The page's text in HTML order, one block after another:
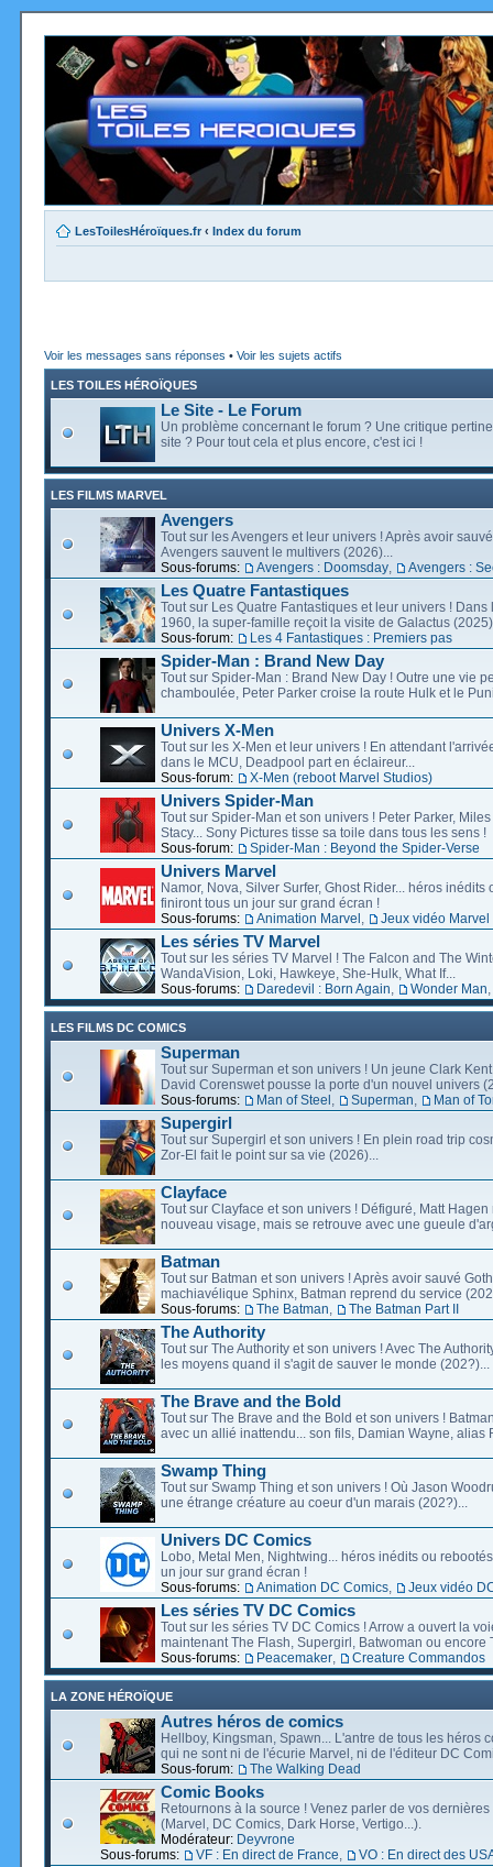
LesToilesHéroïques.fr ‹ Index du forum
Voir les messages sans réponses • Voir les sujets actifs
LES TOILES HÉROÏQUES
Le Site - Le Forum
Un problème concernant le forum ? Une critique
site ? Pour tout cela et plus encore, c'est ici !
LES FILMS MARVEL
Avengers
Tout sur les Avengers et leur univers ! Après avoir
Avengers sauvent le multivers (2026)...
Sous-forums:
Avengers : Doomsday Avengers :
Les Quatre Fantastiques
Tout sur Les Quatre Fantastiques et leur univers ! Dans
1960, la super-famille reçoit la visite de Galactus
Sous-forum:
Les 4 Fantastiques : Premiers pas
Spider-Man : Brand New Day
Tout sur Spider-Man : Brand New Day ! Outre une vie
chamboulée, Peter Parker croise la route Hulk et le
Univers X-Men
Tout sur les X-Men et leur univers ! En attendant
dans le MCU, Deadpool part en éclaireur...
Sous-forum:
X-Men (reboot Marvel Studios)
Univers Spider-Man
Tout sur Spider-Man et son univers ! Peter Parker,
Stacy... Sony Pictures tisse sa toile dans tous les sens !
Sous-forum:
Spider-Man : Beyond the Spider-Verse
Univers Marvel
Namor, Nova, Silver Surfer, Ghost Rider... héros inédits
finiront tous un jour sur grand écran !
Sous-forums:
Animation Marvel Jeux vidéo Marvel
Les séries TV Marvel
Tout sur les séries TV Marvel ! The Falcon and The
WandaVision, Loki, Hawkeye, She-Hulk, What If...
Sous-forums:
Daredevil : Born Again Wonder Man
LES FILMS DC COMICS
Superman
Tout sur Superman et son univers ! Un jeune Clark
David Corenswet pousse la porte d'un nouvel univers
Sous-forums:
Man of Steel Superman Man of
Supergirl
Tout sur Supergirl et son univers ! En plein road trip
Zor-El fait le point sur sa vie (2026)...
Clayface
Tout sur Clayface et son univers ! Défiguré, Matt Hagen
nouveau visage, mais se retrouve avec une gueule
Batman
Tout sur Batman et son univers ! Après avoir sauvé
machiavélique Sphinx, Batman reprend du service
Sous-forums:
The Batman The Batman Part II
The Authority
Tout sur The Authority et son univers ! Avec The
les moyens quand il s'agit de sauver le monde (202?)...
The Brave and the Bold
Tout sur The Brave and the Bold et son univers !
avec un allié inattendu... son fils, Damian Wayne, alias
Swamp Thing
Tout sur Swamp Thing et son univers ! Où Jason
une étrange créature au coeur d'un marais (202?)...
Univers DC Comics
Lobo, Metal Men, Nightwing... héros inédits ou
un jour sur grand écran !
Sous-forums:
Animation DC Comics Jeux vidéo
Les séries TV DC Comics
Tout sur les séries TV DC Comics ! Arrow a ouvert la
maintenant The Flash, Supergirl, Batwoman ou encore
Sous-forums:
Peacemaker Creature Commandos
LA ZONE HÉROÏQUE
Autres héros de comics
Hellboy, Kingsman, Spawn... L'antre de tous les héros
qui ne sont ni de l'écurie Marvel, ni de l'éditeur DC
Sous-forum:
The Walking Dead
Comic Books
Retournons à la source ! Venez parler de vos dernières
(Marvel, DC Comics, Dark Horse, Vertigo...).
Modérateur: Deyvrone
Sous-forums:
VF : En direct de France VO : En direct des